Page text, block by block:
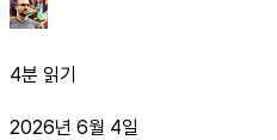
4분 읽기
2026년 6월 4일